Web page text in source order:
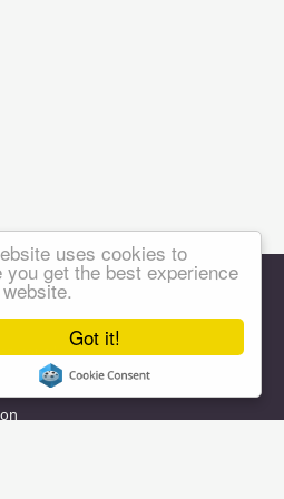
Got it!
uses cookies to
you get the best experience
vous !